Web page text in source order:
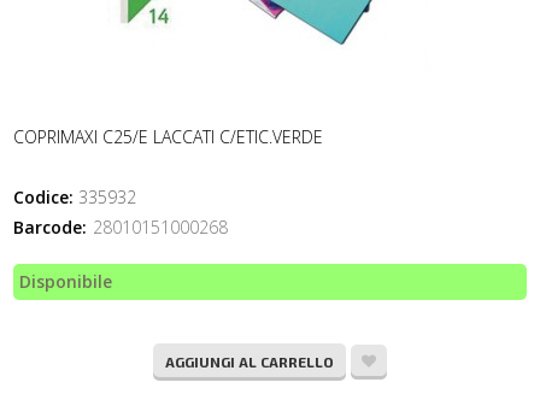
COPRIMAXI C25/E LACCATI C/ETIC.VERDE
Codice: 335932
Barcode: 28010151000268
Disponibile
AGGIUNGI AL CARRELLO